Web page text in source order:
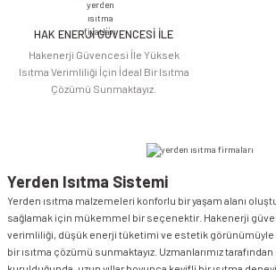
HAK ENERJİ GÜVENCESİ İLE
Hakenerji Güvencesi İle Yüksek
Isıtma Verimliliği İçin İdeal Bir Isıtma
Çözümü Sunmaktayız.
Yerden Isıtma Sistemi
Yerden ısıtma malzemeleri konforlu bir yaşam alanı
sağlamak için mükemmel bir seçenektir. Hakenerji
verimliliği, düşük enerji tüketimi ve estetik
bir ısıtma çözümü sunmaktayız. Uzmanlarımız